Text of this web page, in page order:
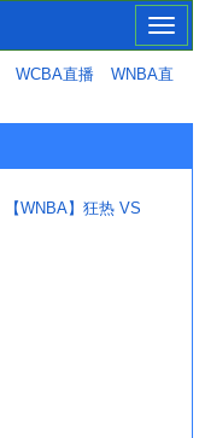
切
换
导
WCBA直播
WNBA直
【WNBA】狂热 VS